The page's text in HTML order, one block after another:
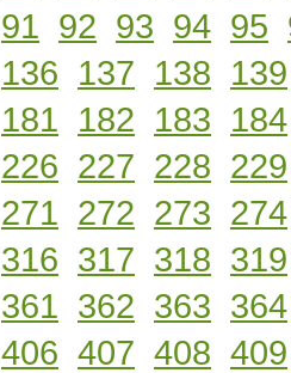
91 92 93 94 95
136 137 138 139
181 182 183 184
226 227 228 229
271 272 273 274
316 317 318 319
361 362 363 364
406 407 408 409